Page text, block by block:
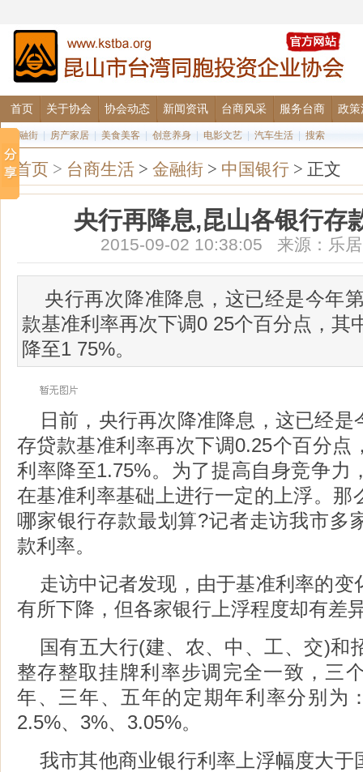
首页 关于协会 协会动态 新闻资讯 台商风采 服务台商 政策
金融街 房产家居 美食美客 创意养身 电影文艺 汽车生活 搜索
首页 > 台商生活 > 金融街 > 中国银行 > 正文
央行再降息,昆山各银行存
2015-09-02 10:38:05 来源：乐
央行再次降准降息，这已经是今年
款基准利率再次下调0 25个百分点，其
降至1 75%。
日前，央行再次降准降息，这已经
存贷款基准利率再次下调0.25个百分点
利率降至1.75%。为了提高自身竞争力
在基准利率基础上进行一定的上浮。那
哪家银行存款最划算?记者走访我市多
款利率。
走访中记者发现，由于基准利率的变
有所下降，但各家银行上浮程度却有差
国有五大行(建、农、中、工、交)和
整存整取挂牌利率步调完全一致，三
年、三年、五年的定期年利率分别为
2.5%、3%、3.05%。
我市其他商业银行利率上浮幅度大于